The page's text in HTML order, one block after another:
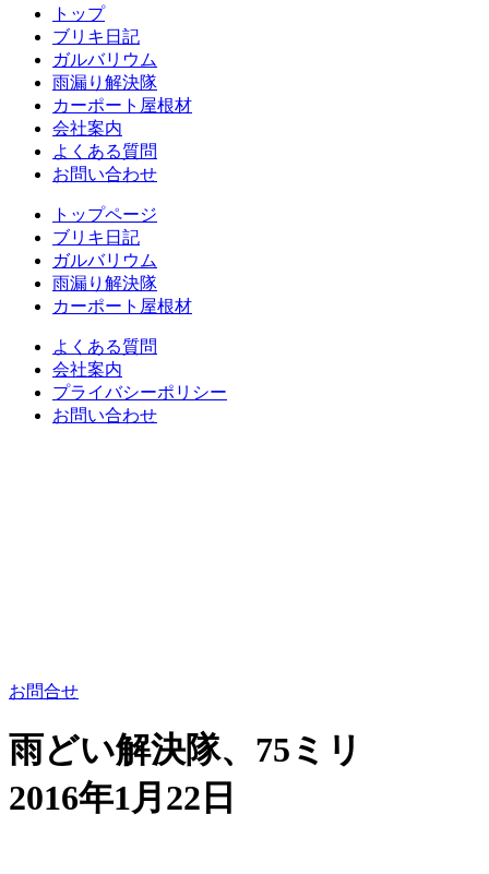
トップ
ブリキ日記
ガルバリウム
雨漏り解決隊
カーポート屋根材
会社案内
よくある質問
お問い合わせ
トップページ
ブリキ日記
ガルバリウム
雨漏り解決隊
カーポート屋根材
よくある質問
会社案内
プライバシーポリシー
お問い合わせ
お問合せ
雨どい解決隊、75ミリ
2016年1月22日